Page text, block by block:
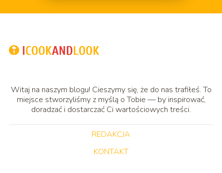
Witaj na naszym blogu! Cieszymy się, że do nas trafiłeś. To
miejsce stworzyliśmy z myślą o Tobie — by inspirować,
doradzać i dostarczać Ci wartościowych treści.
REDAKCJA
KONTAKT